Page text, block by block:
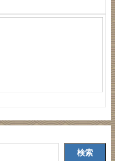
肉
の
炒
り
煮
姐
さ
ん
の
き
ん
ぴ
検索